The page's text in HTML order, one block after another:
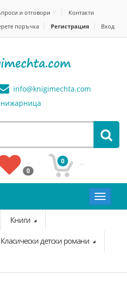
и отговори
Контакти
поръчка Регистрация Вход
info@knigimechta.com
0
0
Toggle
Книги
Класически детски романи